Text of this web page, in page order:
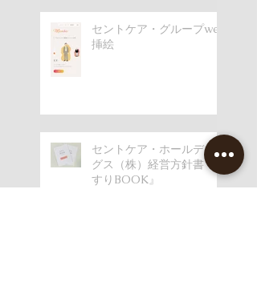
セントケア・グループweb
挿絵
セントケア・ホールディン
グス（株）経営方針書『手
すりBOOK』